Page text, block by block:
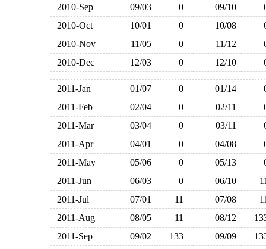
2010-Sep
09/03 0 09/10
2010-Oct
10/01 0 10/08
2010-Nov
11/05 0 11/12
2010-Dec
12/03 0 12/10
2011-Jan 01/07 0 01/14
2011-Feb
02/04 0 02/11
2011-Mar
03/04 0 03/11
2011-Apr
04/01 0 04/08
2011-May
05/06 0 05/13
2011-Jun
06/03 0 06/10
2011-Jul
07/01 11 07/08
2011-Aug
08/05 11 08/12
2011-Sep
09/02 133 09/09